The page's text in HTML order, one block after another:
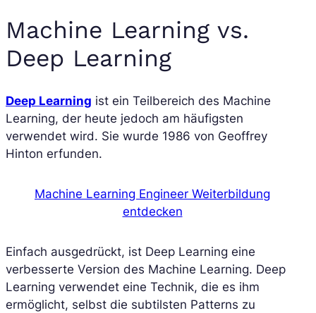
Machine Learning vs.
Deep Learning
Deep Learning ist ein Teilbereich des Machine
Learning, der heute jedoch am häufigsten
verwendet wird. Sie wurde 1986 von Geoffrey
Hinton erfunden.
Machine Learning Engineer Weiterbildung
entdecken
Einfach ausgedrückt, ist Deep Learning eine
verbesserte Version des Machine Learning. Deep
Learning verwendet eine Technik, die es ihm
ermöglicht, selbst die subtilsten Patterns zu